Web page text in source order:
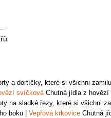
a dortíčky, které si všichni
svíčkováChutná jídla z hovězí
na sladké řezy, které si všichni
boku Vepřová krkovice Chutná